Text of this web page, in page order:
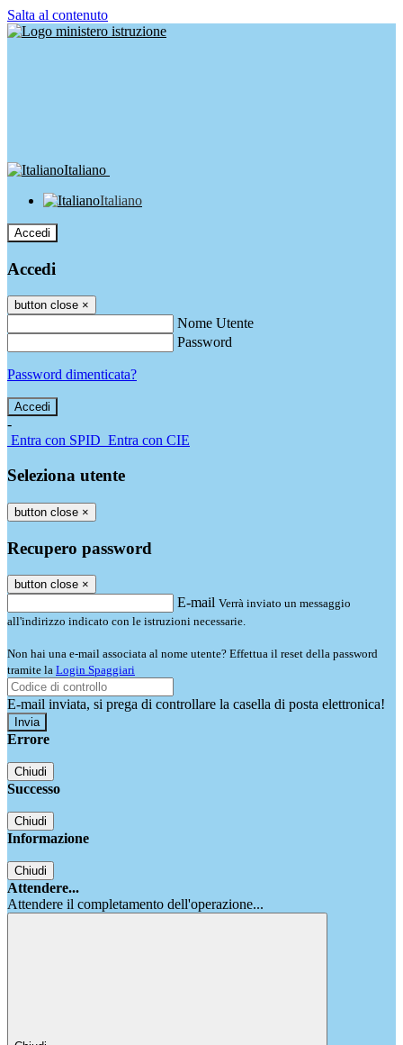
Salta al contenuto
Italiano
Italiano
Accedi
Accedi
button close ×
Nome Utente
Password
Password dimenticata?
-
Entra con SPID Entra con CIE
Seleziona utente
button close ×
Recupero password
button close ×
E-mail Verrà inviato un messaggio
all'indirizzo indicato con le istruzioni necessarie.
Non hai una e-mail associata al nome utente? Effettua il reset della password
tramite la Login Spaggiari
E-mail inviata, si prega di controllare la casella di posta elettronica!
Errore
Chiudi
Successo
Chiudi
Informazione
Chiudi
Attendere...
Attendere il completamento dell'operazione...